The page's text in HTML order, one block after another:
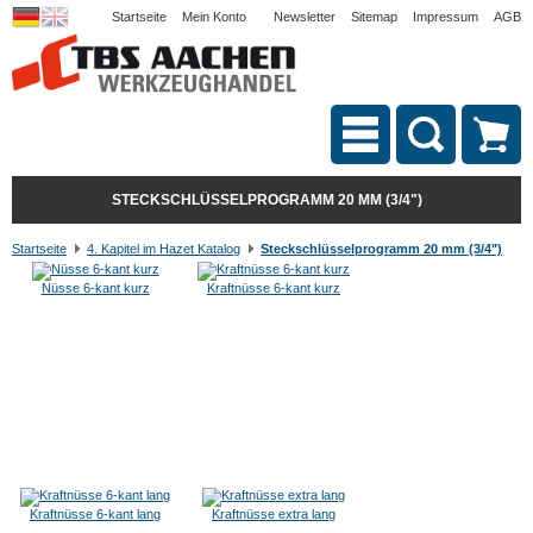
Startseite Mein Konto Newsletter Sitemap Impressum AGB
STECKSCHLÜSSELPROGRAMM 20 MM (3/4")
Startseite 4. Kapitel im Hazet Katalog Steckschlüsselprogramm 20 mm (3/4")
Nüsse 6-kant kurz Kraftnüsse 6-kant kurz
Kraftnüsse 6-kant lang Kraftnüsse extra lang